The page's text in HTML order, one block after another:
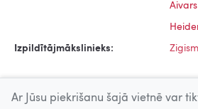
Izpildītājmākslinieks:
Ar Jūsu piekrišanu šajā vietnē var